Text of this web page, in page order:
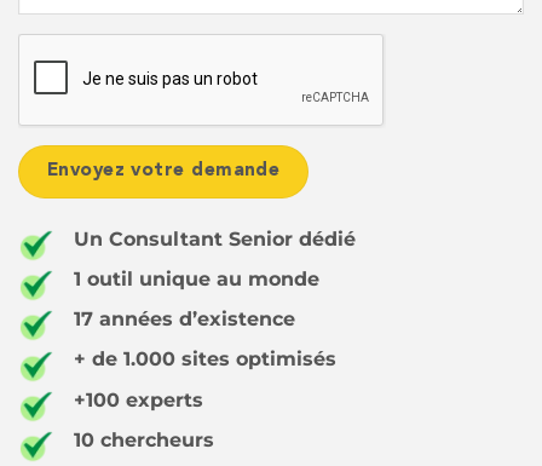
Un Consultant Senior dédié
1 outil unique au monde
17 années d’existence
+ de 1.000 sites optimisés
+100 experts
10 chercheurs